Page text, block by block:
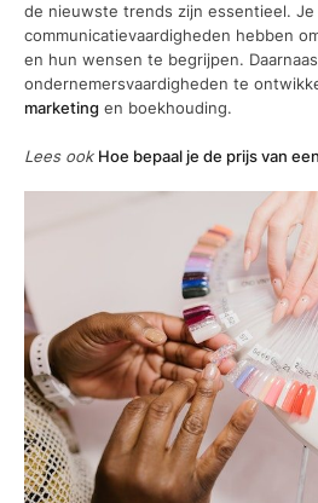
de nieuwste trends zijn essentieel.
communicatievaardigheden hebben
en hun wensen te begrijpen.
ondernemersvaardigheden te
marketing en boekhouding.
Lees ook Hoe bepaal je de prijs van